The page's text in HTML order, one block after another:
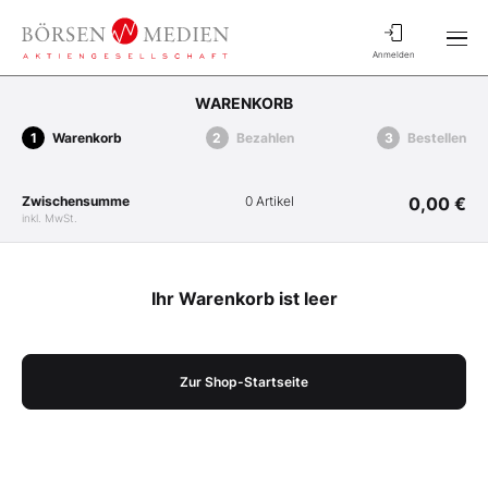
Anmelden
WARENKORB
Warenkorb Bezahlen Bestellen
Zwischensumme
inkl. MwSt.
0 Artikel 0,00 €
Ihr Warenkorb ist leer
Zur Shop-Startseite